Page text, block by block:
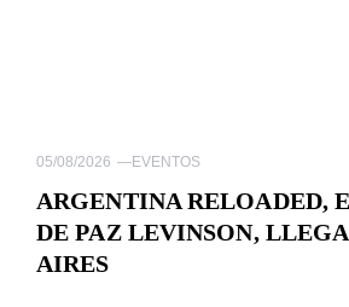
05/08/2026 —EVENTOS
ARGENTINA RELOADED,
DE PAZ LEVINSON,
AIRES